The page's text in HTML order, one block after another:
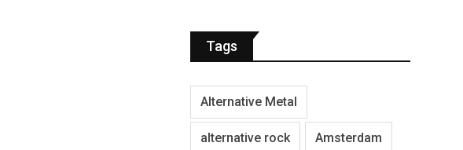
Tags
Alternative Metal
alternative rock Amsterdam